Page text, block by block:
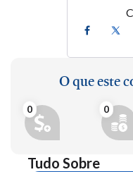
O que este
0 0
Tudo Sobre